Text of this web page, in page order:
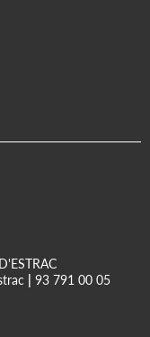
93 791 00 05